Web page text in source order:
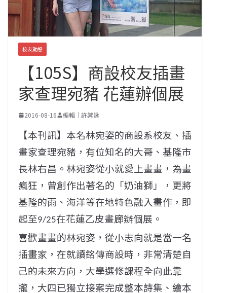
校友動態
【105S】商設校友插畫
家查理宛豬 花蓮辦個展
2016-08-16 編輯｜許棠詠
【本刊訊】本名林宛姿的商設系校友、插
畫家查理宛豬， 有位知名的大哥、基隆市
長林右昌。林宛姿從小就愛上畫畫， 為畫
瘋狂，曾創作出著名的「奶油獅」，更將
基隆的雨、 海洋等在地特色融入畫作，即
起至9/25在花蓮乙皮畫廊辦個展。
喜歡畫畫的林宛姿，從小志向就是當一名
插畫家， 在就讀銘傳商設時，非常清楚自
己的未來方向， 大學選修課程全向此靠
攏，大四已獨立接案完成整本詩集、 繪本